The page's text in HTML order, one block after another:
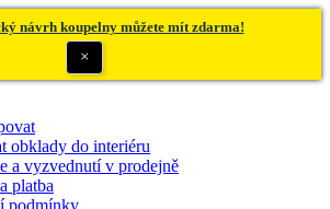
návrh koupelny můžete mít zdarma!
×
obklady do interiéru
a vyzvednutí v prodejně
platba
podmínky